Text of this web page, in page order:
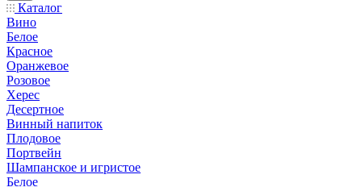
Каталог
Вино
Белое
Красное
Оранжевое
Розовое
Херес
Десертное
Винный напиток
Плодовое
Портвейн
Шампанское и игристое
Белое